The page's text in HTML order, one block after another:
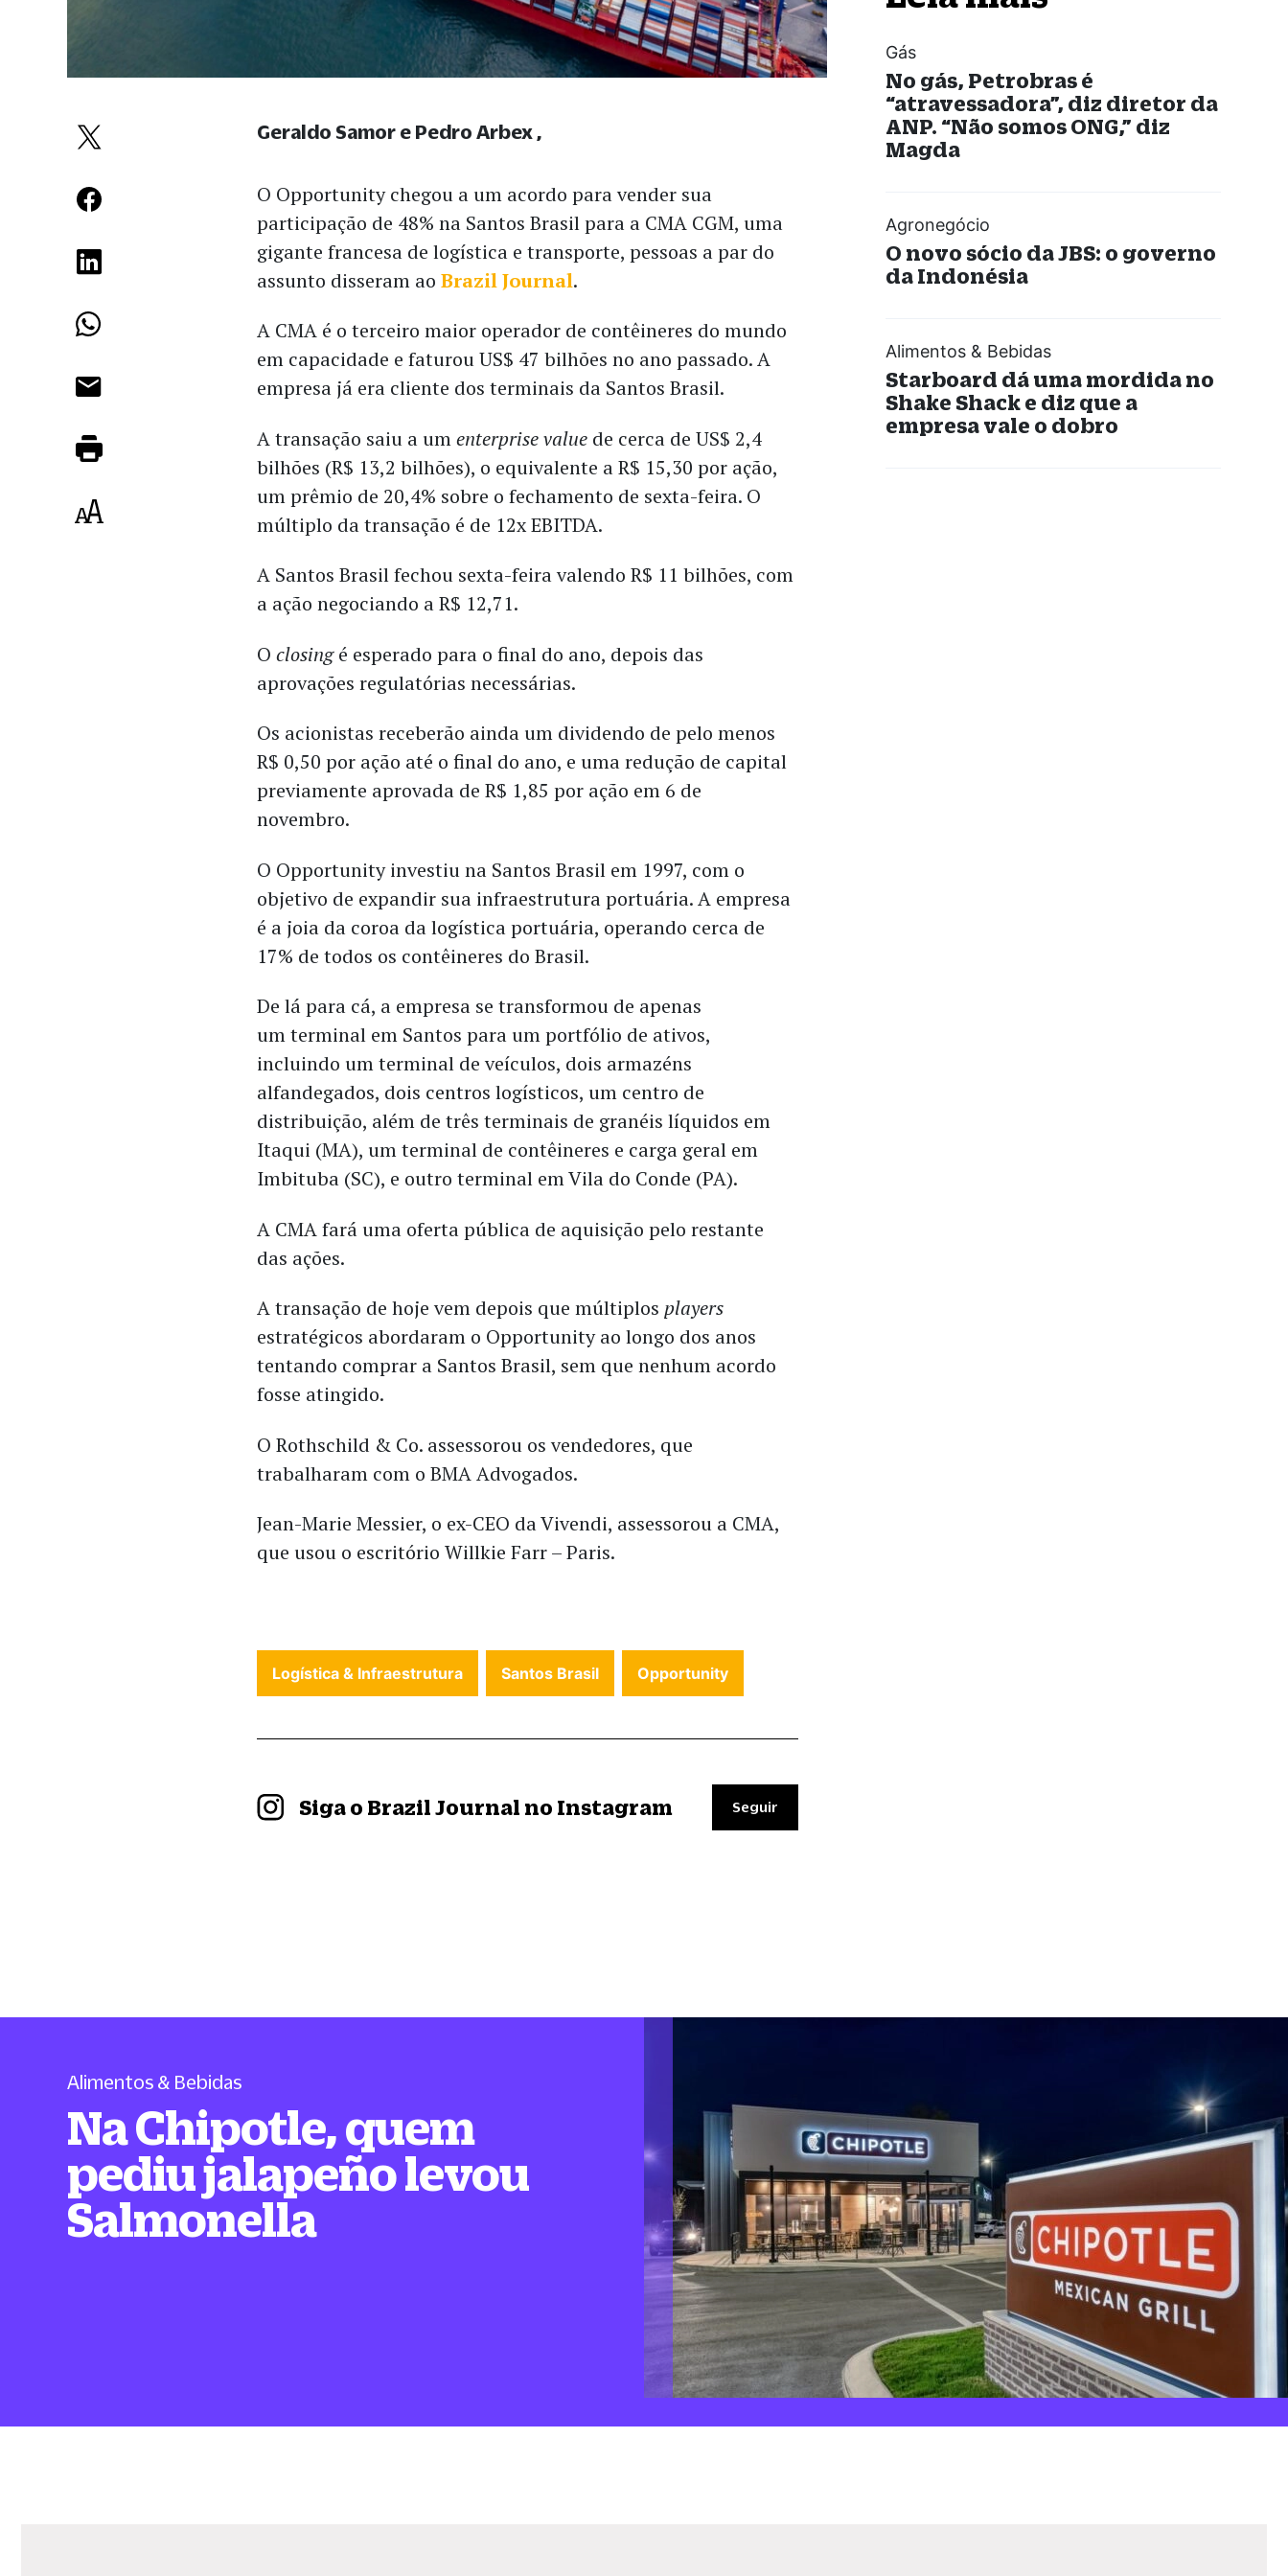
O Opportunity chegou a um acordo para vender sua
participação de 48% na Santos Brasil para a CMA CGM, uma
gigante francesa de logística e transporte, pessoas a par do
assunto disseram aoBrazil Journal.
A CMA é o terceiro maior operador de contêineres do mundo
em capacidade e faturou US$ 47 bilhões no ano passado. A
empresa já era cliente dos terminais da Santos Brasil.
A transação saiu a umenterprise value de cerca de US$ 2,4
bilhões (R$ 13,2 bilhões), o equivalente a R$ 15,30 por ação,
um prêmio de 20,4% sobre o fechamento de sexta-feira. O
múltiplo da transação é de 12x EBITDA.
A Santos Brasil fechou sexta-feira valendo R$ 11 bilhões, com
a ação negociando a R$ 12,71.
Oclosingé esperado para o final do ano, depois das
aprovações regulatórias necessárias.
Os acionistas receberão ainda um dividendo de pelo menos
R$ 0,50 por ação até o final do ano, e uma redução de capital
previamente aprovada de R$ 1,85 por ação em 6 de
novembro.
O Opportunity investiu na Santos Brasil em 1997, com o
objetivo de expandir sua infraestrutura portuária.A empresa
é a joia da coroa da logística portuária, operando cerca de
17% de todos os contêineres do Brasil.
De lá para cá, a empresa se transformou de apenas
umterminal em Santos para um portfólio de ativos,
incluindo um terminal de veículos, dois armazéns
alfandegados, dois centros logísticos, um centro de
distribuição, além de três terminais de granéis líquidos em
Itaqui (MA), um terminal de contêineres e carga geral em
Imbituba (SC), e outro terminal em Vila do Conde (PA).
A CMA fará uma oferta pública de aquisição pelo restante
das ações.
A transação de hoje vem depois que múltiplos players
estratégicos abordaram o Opportunity ao longo dos anos
tentando comprar a Santos Brasil, sem que nenhum acordo
fosse atingido.
O Rothschild & Co. assessorou os vendedores, que
trabalharam com o BMA Advogados.
Jean-Marie Messier, o ex-CEO da Vivendi, assessorou a CMA,
que usou o escritório Willkie Farr – Paris.
Geraldo Samor e Pedro Arbex
Logística & Infraestrutura Santos Brasil Opportunity
Siga o Brazil Journal no Instagram Seguir
Gás
No gás, Petrobras é
“atravessadora”, diz diretor da
ANP. “Não somos ONG,” diz
Magda
Agronegócio
O novo sócio da JBS: o governo
da Indonésia
Alimentos & Bebidas
Starboard dá uma mordida no
Shake Shack e diz que a
empresa vale o dobro
Alimentos & Bebidas
Na Chipotle, quem
pediu jalapeño levou
Salmonella